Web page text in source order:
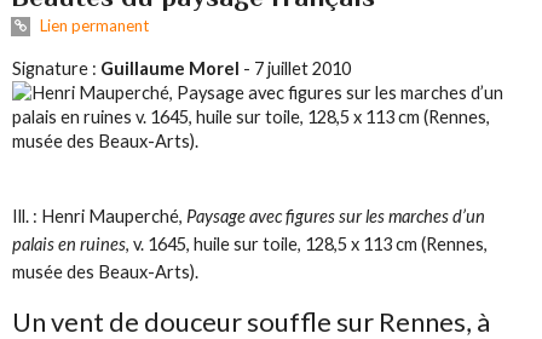
Lien permanent
Signature : Guillaume Morel - 7 juillet 2010
Ill. : Henri Mauperché, Paysage avec figures sur les marches d’un
palais en ruines, v. 1645, huile sur toile, 128,5 x 113 cm (Rennes,
musée des Beaux-Arts).
Un vent de douceur souffle sur Rennes, à